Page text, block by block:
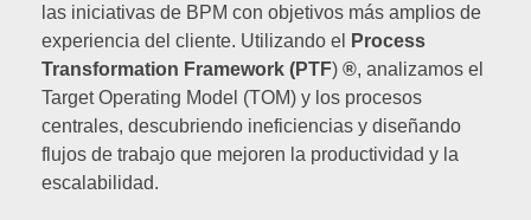
las iniciativas de BPM con objetivos más amplios de
experiencia del cliente. Utilizando el
Process
Transformation Framework (PTF) ®, analizamos el
Target Operating Model (TOM) y los procesos
centrales, descubriendo ineficiencias y diseñando
flujos de trabajo que mejoren la productividad y la
escalabilidad.